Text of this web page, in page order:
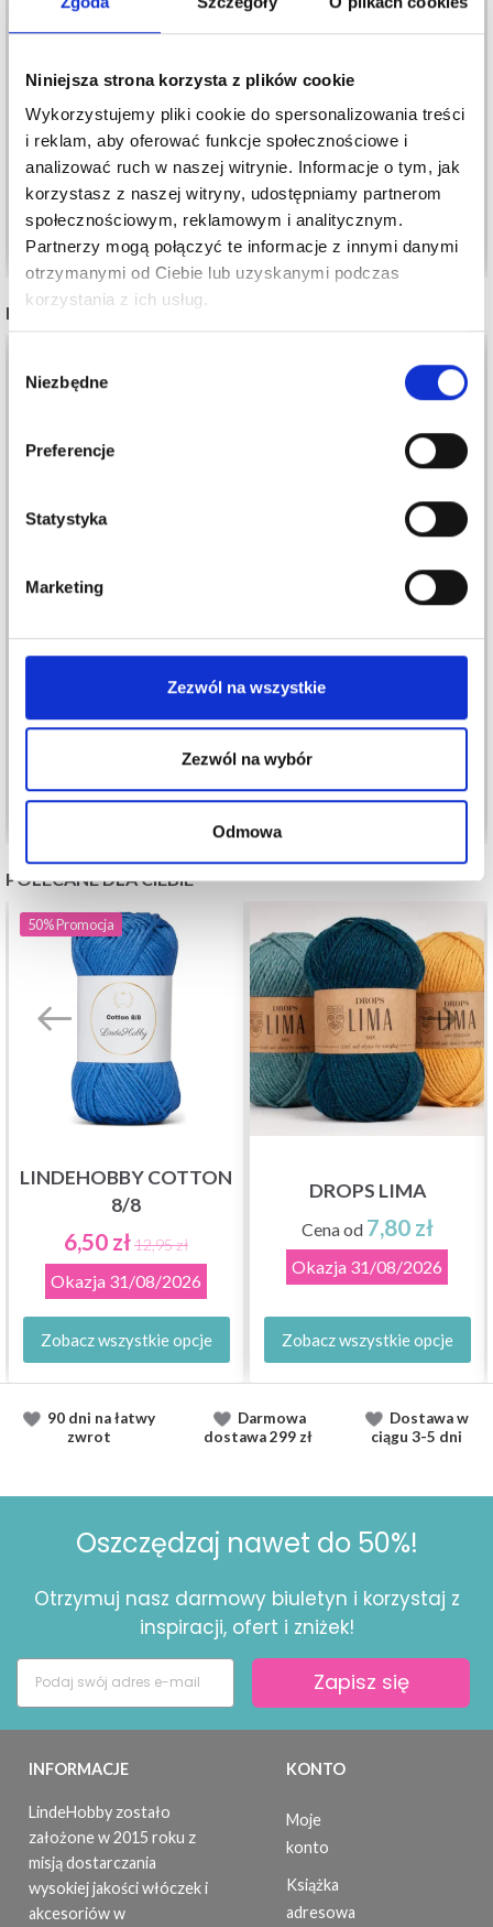
Niniejsza strona korzysta z plików cookie
Wykorzystujemy pliki cookie do spersonalizowania treści
i reklam, aby oferować funkcje społecznościowe i
analizować ruch w naszej witrynie. Informacje o tym, jak
korzystasz z naszej witryny, udostępniamy partnerom
społecznościowym, reklamowym i analitycznym.
Partnerzy mogą połączyć te informacje z innymi danymi
otrzymanymi od Ciebie lub uzyskanymi podczas
korzystania z ich usług.
zgody
Niezbędne
Preferencje
Statystyka
Marketing
Zezwól na wszystkie
Zezwól na wybór
Odmowa
MIESZANKA
KORALIKÓW
NOWATORSKI
KSZTAŁT, 10 MM
19,50 zł 21,65 zł
Dodaj do koszyka
KORALIKI PONY, 10
MM
19,50 zł
Dodaj do koszyka
INNI TEŻ WIDZIELI
DROPS BRUSHED
Zobacz wszystkie opcje
VIKING BJØRK
10,75 zł
Zobacz wszystkie opcje
POLECANE DLA CIEBIE
50%Promocja
LINDEHOBBY COTTON
8/8
6,50 zł12,95 zł
Okazja 31/08/2026
Zobacz wszystkie opcje
DROPS LIMA
Cena od 7,80 zł
Okazja 31/08/2026
Zobacz wszystkie opcje
90 dni na łatwy
zwrot
Darmowa
dostawa299 zł
Dostawaw
ciągu 3-5 dni
Oszczędzaj nawet do 50%!
Otrzymuj nasz darmowy biuletyn i korzystaj z
inspiracji, ofert i zniżek!
Zapisz się
INFORMACJE
LindeHobby zostało
założone w 2015 roku z
misją dostarczania
wysokiej jakości włóczek i
akcesoriów w
KONTO
Moje
konto
Książka
adresowa